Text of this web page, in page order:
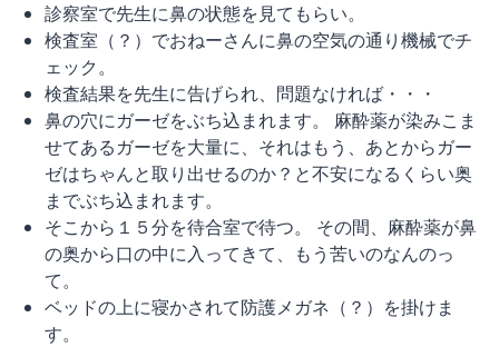
診察室で先生に鼻の状態を見てもらい。
検査室（？）でおねーさんに鼻の空気の通り機械でチ
ェック。
検査結果を先生に告げられ、問題なければ・・・
鼻の穴にガーゼをぶち込まれます。 麻酔薬が染みこま
せてあるガーゼを大量に、それはもう、あとからガー
ゼはちゃんと取り出せるのか？と不安になるくらい奥
までぶち込まれます。
そこから１５分を待合室で待つ。 その間、麻酔薬が鼻
の奥から口の中に入ってきて、もう苦いのなんのっ
て。
ベッドの上に寝かされて防護メガネ（？）を掛けま
す。